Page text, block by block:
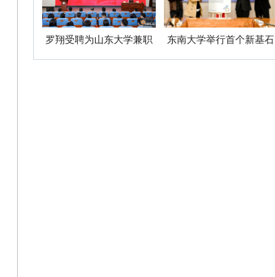
罗翔受聘为山东大学兼职 东南大学举行首个新基石